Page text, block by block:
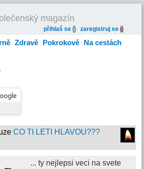
magazín
přihlaš se zaregistruj se
Zdravě Pokrokově Na cestách
CO TI LETI HLAVOU???
... ty nejlepsi veci na svete